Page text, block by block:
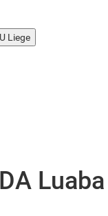
Liege
Luaba